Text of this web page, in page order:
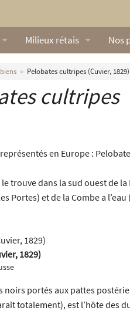
?
Milieux rétais
Lexique
Galerie rétaise
Nos
Pelobates cultripes (Cuvier, 1829)
cultripes
en Europe :
trouve dans la sud ouest de la
Portes) et de la Combe a l’eau
1829)
noirs portés aux pattes
totalement), est l’hôte des